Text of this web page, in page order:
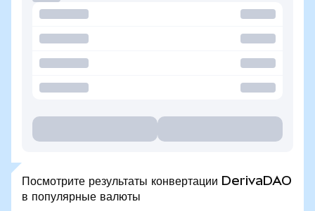
Посмотрите результаты конвертации DerivaDAO
в популярные валюты